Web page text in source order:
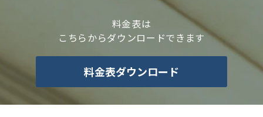
料金表は
こちらからダウンロードできます
料金表ダウンロード